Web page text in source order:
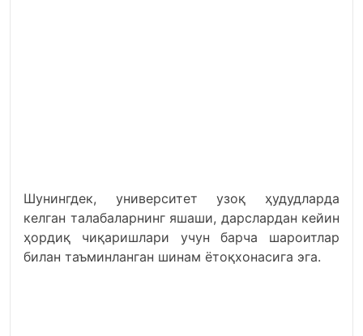
Шунингдек, университет узоқ ҳудудларда
келган талабаларнинг яшаши, дарслардан кейин
ҳордиқ чиқаришлари учун барча шароитлар
билан таъминланган шинам ётоқхонасига эга.